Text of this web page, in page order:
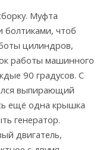
Муфта
болтиками, чтоб
цилиндров,
работы машинного
90 градусов. С
выпирающий
ещё одна крышка
генератор.
двигатель,